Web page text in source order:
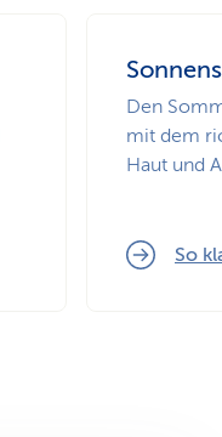
Den
mit dem
Haut und
So